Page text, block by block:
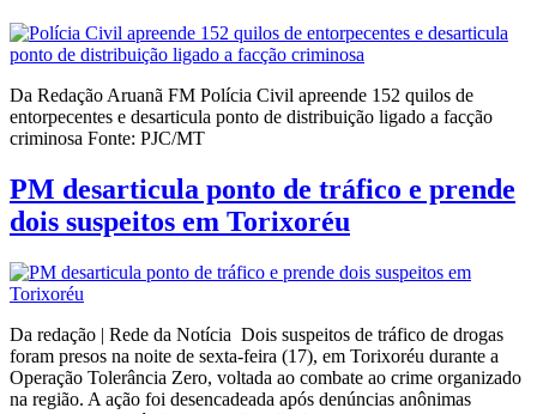
Da Redação Aruanã FM Polícia Civil apreende 152 quilos de
entorpecentes e desarticula ponto de distribuição ligado a facção
criminosa Fonte: PJC/MT
PM desarticula ponto de tráfico e prende
dois suspeitos em Torixoréu
Da redação | Rede da Notícia Dois suspeitos de tráfico de drogas
foram presos na noite de sexta-feira (17), em Torixoréu durante a
Operação Tolerância Zero, voltada ao combate ao crime organizado
na região. A ação foi desencadeada após denúncias anônimas